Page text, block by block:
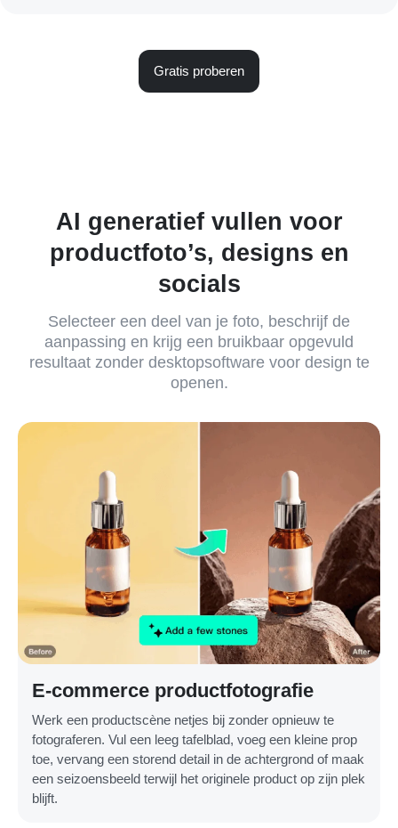
Gratis proberen
AI generatief vullen voor
productfoto’s, designs en
socials
Selecteer een deel van je foto, beschrijf de
aanpassing en krijg een bruikbaar opgevuld
resultaat zonder desktopsoftware voor design te
openen.
E-commerce productfotografie
Werk een productscène netjes bij zonder opnieuw te
fotograferen. Vul een leeg tafelblad, voeg een kleine prop
toe, vervang een storend detail in de achtergrond of maak
een seizoensbeeld terwijl het originele product op zijn plek
blijft.